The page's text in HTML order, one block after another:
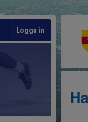
Logga in